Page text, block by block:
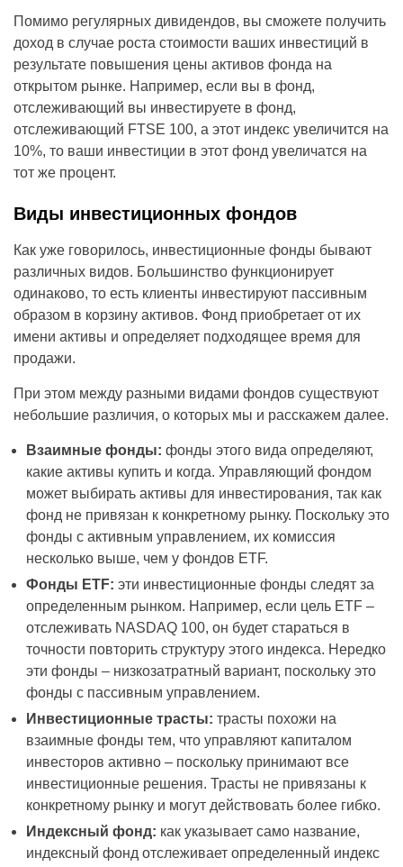
Помимо регулярных дивидендов, вы сможете получить
доход в случае роста стоимости ваших инвестиций в
результате повышения цены активов фонда на
открытом рынке. Например, если вы в фонд,
отслеживающий вы инвестируете в фонд,
отслеживающий FTSE 100, а этот индекс увеличится на
10%, то ваши инвестиции в этот фонд увеличатся на
тот же процент.
Виды инвестиционных фондов
Как уже говорилось, инвестиционные фонды бывают
различных видов. Большинство функционирует
одинаково, то есть клиенты инвестируют пассивным
образом в корзину активов. Фонд приобретает от их
имени активы и определяет подходящее время для
продажи.
При этом между разными видами фондов существуют
небольшие различия, о которых мы и расскажем далее.
Взаимные фонды: фонды этого вида определяют,
какие активы купить и когда. Управляющий фондом
может выбирать активы для инвестирования, так как
фонд не привязан к конкретному рынку. Поскольку это
фонды с активным управлением, их комиссия
несколько выше, чем у фондов ETF.
Фонды ETF: эти инвестиционные фонды следят за
определенным рынком. Например, если цель ETF –
отслеживать NASDAQ 100, он будет стараться в
точности повторить структуру этого индекса. Нередко
эти фонды – низкозатратный вариант, поскольку это
фонды с пассивным управлением.
Инвестиционные трасты: трасты похожи на
взаимные фонды тем, что управляют капиталом
инвесторов активно – поскольку принимают все
инвестиционные решения. Трасты не привязаны к
конкретному рынку и могут действовать более гибко.
Индексный фонд: как указывает само название,
индексный фонд отслеживает определенный индекс